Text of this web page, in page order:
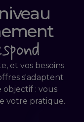
et vos besoins
s'adaptent
objectif : vous
votre pratique.